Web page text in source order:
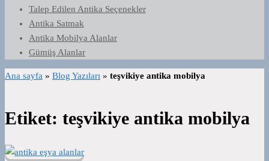
Talep Edilen Antika Seçenekler
Antika Satmak
Antika Mobilya Alanlar
Gümüş Alanlar
Ana sayfa » Blog Yazıları » teşvikiye antika mobilya
Etiket: teşvikiye antika mobilya